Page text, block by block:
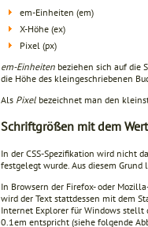
em-Einheiten (em)
X-Höhe (ex)
Pixel (px)
em-Einheiten beziehen sich auf die
die Höhe des kleingeschriebenen
Als Pixel bezeichnet man den
Schriftgrößen mit dem
In der CSS-Spezifikation wird nicht
festgelegt wurde. Aus diesem
In Browsern der Firefox- oder
wird der Text stattdessen mit dem
Internet Explorer für Windows stellt
0.1em entspricht (siehe folgende